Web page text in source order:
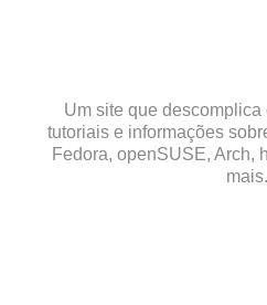
Um site que
tutoriais e informações
Fedora, openSUSE, Arch,
mais.